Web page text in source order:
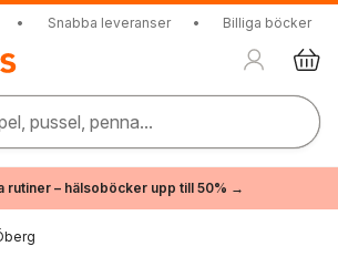
• Snabba leveranser • Billiga böcker
pussel, penna...
rutiner – hälsoböcker upp till 50% →